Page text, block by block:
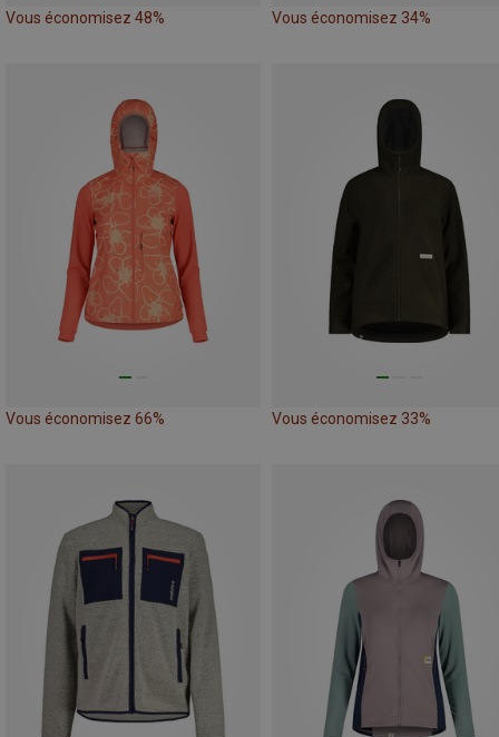
Vous économisez 48% Vous économisez 34%
Vous économisez 66% Vous économisez 33%